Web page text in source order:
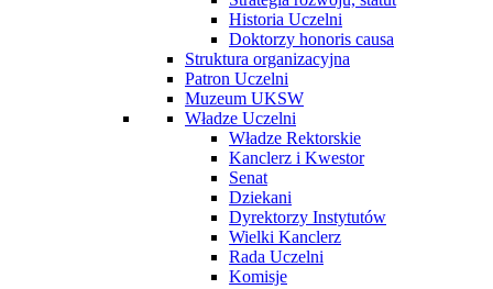
Historia Uczelni
Doktorzy honoris causa
Struktura organizacyjna
Patron Uczelni
Muzeum UKSW
Władze Uczelni
Władze Rektorskie
Kanclerz i Kwestor
Senat
Dziekani
Dyrektorzy Instytutów
Wielki Kanclerz
Rada Uczelni
Komisje